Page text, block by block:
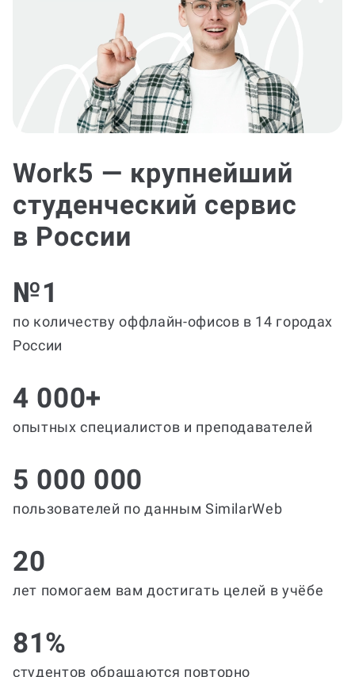
Work5 — крупнейший
студенческий сервис
в России
№1
по количеству оффлайн-офисов в 14 городах
России
4 000+
опытных специалистов и преподавателей
5 000 000
пользователей по данным SimilarWeb
20
лет помогаем вам достигать целей в учёбе
81%
студентов обращаются повторно